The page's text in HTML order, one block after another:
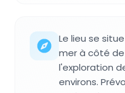
Le lieu se
mer à côté
l'exploration
environs.